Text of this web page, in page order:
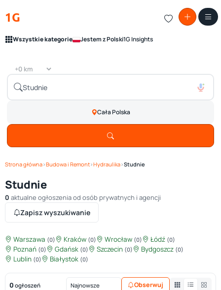
1G
Wszystkie kategorie Jestem z Polski1G Insights
Cała Polska
Strona główna›Budowa i Remont›Hydraulika›Studnie
Studnie
0 aktualne ogłoszenia od osób prywatnych i agencji
Zapisz wyszukiwanie
Warszawa (0) Kraków (0) Wrocław (0) Łódź (0)
Poznań (0) Gdańsk (0) Szczecin (0) Bydgoszcz (0)
Lublin (0) Białystok (0)
0 ogłoszeń Obserwuj